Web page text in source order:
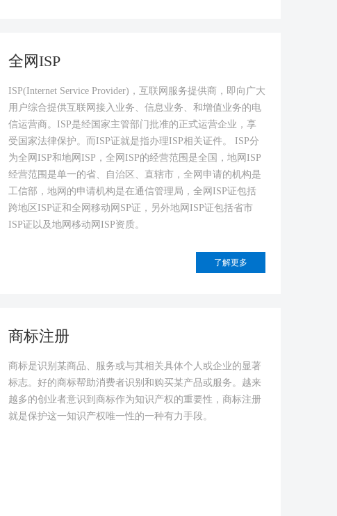
全网ISP
ISP(Internet Service Provider)，互联网服务提供商，即向广大
用户综合提供互联网接入业务、信息业务、和增值业务的电
信运营商。ISP是经国家主管部门批准的正式运营企业，享
受国家法律保护。而ISP证就是指办理ISP相关证件。 ISP分
为全网ISP和地网ISP，全网ISP的经营范围是全国，地网ISP
经营范围是单一的省、自治区、直辖市，全网申请的机构是
工信部，地网的申请机构是在通信管理局，全网ISP证包括
跨地区ISP证和全网移动网SP证，另外地网ISP证包括省市
ISP证以及地网移动网ISP资质。
了解更多
商标注册
商标是识别某商品、服务或与其相关具体个人或企业的显著
标志。好的商标帮助消费者识别和购买某产品或服务。越来
越多的创业者意识到商标作为知识产权的重要性，商标注册
就是保护这一知识产权唯一性的一种有力手段。